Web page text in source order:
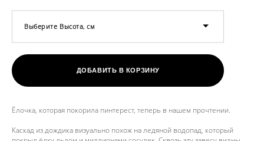
Выберите Высота, см
ДОБАВИТЬ В КОРЗИНУ
Ёлочка, которая покорила пинтерест, теперь в нашем прочтении.
Каскад из дождика визуально похож на ледяной водопад, который